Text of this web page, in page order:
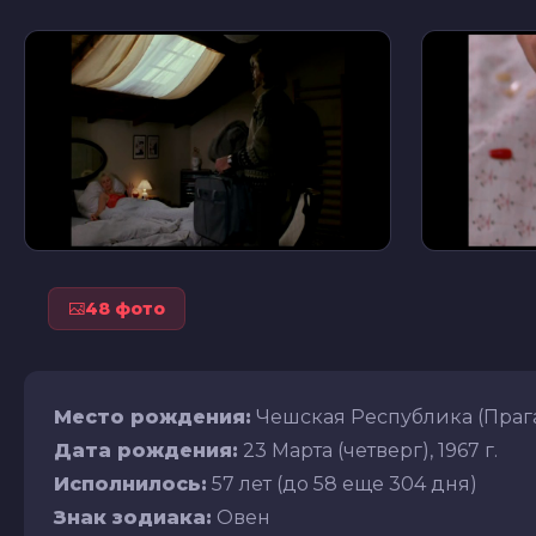
48 фото
Место рождения: Чешская Республика
Дата рождения: 23 Марта (четверг), 1967 г.
Исполнилось: 57 лет (до 58 еще 304 дня)
Знак зодиака: Овен